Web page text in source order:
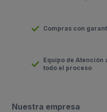
Compras con
Equipo de Atención
todo el proceso
Nuestra empresa